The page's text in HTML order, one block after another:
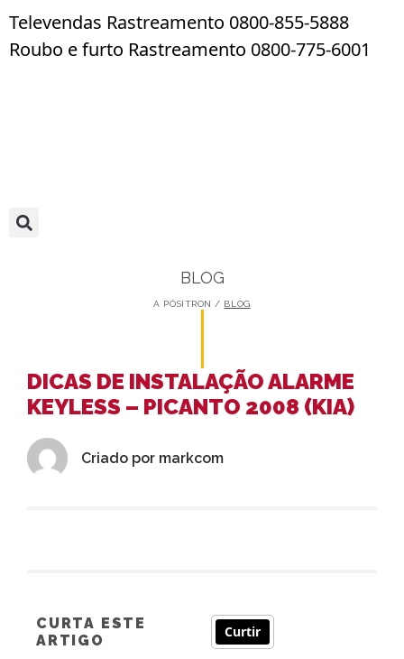
Televendas Rastreamento 0800-855-5888
Roubo e furto Rastreamento 0800-775-6001
BLOG
A PÓSITRON / BLOG
DICAS DE INSTALAÇÃO ALARME
KEYLESS – PICANTO 2008 (KIA)
Criado por markcom
CURTA ESTE
ARTIGO
Curtir